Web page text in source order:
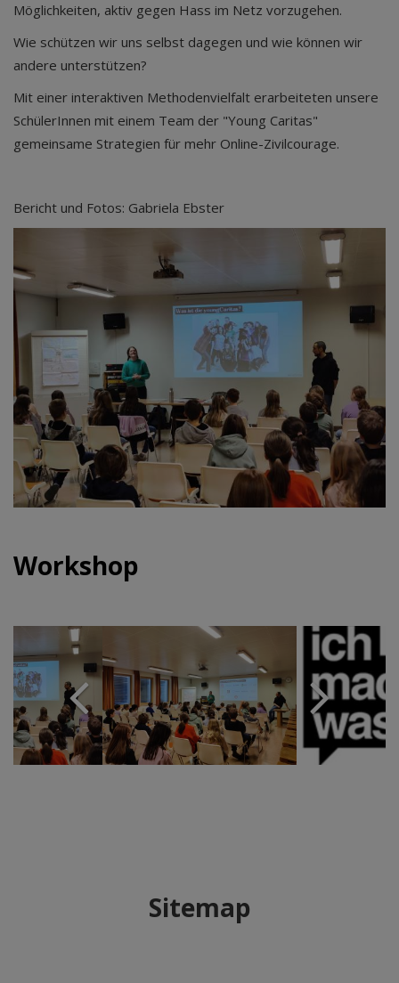
Möglichkeiten, aktiv gegen Hass im Netz vorzugehen.
Wie schützen wir uns selbst dagegen und wie können wir
andere unterstützen?
Mit einer interaktiven Methodenvielfalt erarbeiteten unsere
SchülerInnen mit einem Team der "Young Caritas"
gemeinsame Strategien für mehr Online-Zivilcourage.
Bericht und Fotos: Gabriela Ebster
Workshop
Sitemap